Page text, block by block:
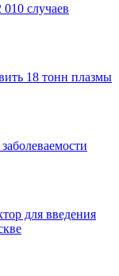
случаев
18 тонн плазмы
для введения